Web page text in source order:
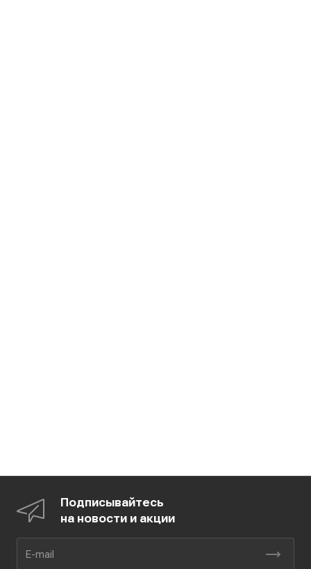
Подписывайтесь
на новости и акции